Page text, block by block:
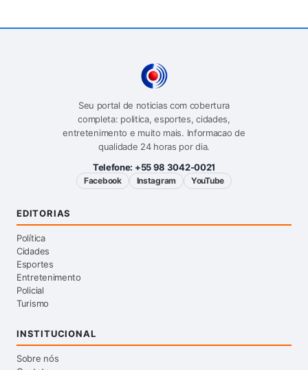
Seu portal de noticias com cobertura
completa: politica, esportes, cidades,
entretenimento e muito mais. Informacao de
qualidade 24 horas por dia.
Telefone: +55 98 3042-0021
Facebook Instagram YouTube
EDITORIAS
Política
Cidades
Esportes
Entretenimento
Policial
Turismo
INSTITUCIONAL
Sobre nós